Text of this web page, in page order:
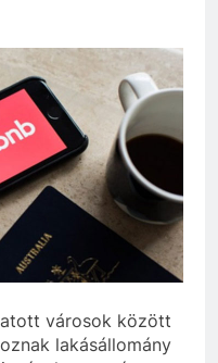
városok között
lakásállomány